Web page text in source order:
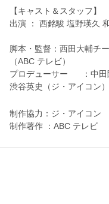
【キャスト＆スタッフ】
出演 ： 西銘駿 塩野瑛久
脚本・監督：西田大輔チ
（ABC テレビ）
プロデューサー ：中田
渋谷英史（ジ・アイコン）
制作協力：ジ・アイコン
制作著作 ：ABC テレビ